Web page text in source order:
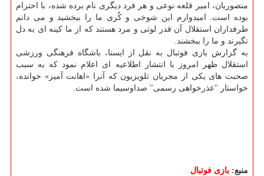
منصوریان، امیر قلعه نوعی و هر فرد دیگری نام برده شده، با احترام
بوده است. امیدوارم این شوخی و كُری ما را ببخشید و می دانم
طرفداران استقلال آن قدر لوتی و مرد هستند كه از ما كینه ای به دل
نگیرند و ما را ببخشند.
به گزارش بازی فوتبال به نقل از ایسنا، باشگاه فرهنگی ورزشی
استقلال ظهر امروز با انتشار اطلاعیه ای اعلام نمود كه به سبب
صحبت های یكی از مجریان تلویزیون كه آنرا «اهانت آمیز» خوانده،
خواستار "عذرخواهی رسمی" صداوسیما شده است.
منبع: بازی فوتبال